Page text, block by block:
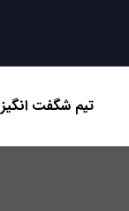
تیم شگفت انگیز